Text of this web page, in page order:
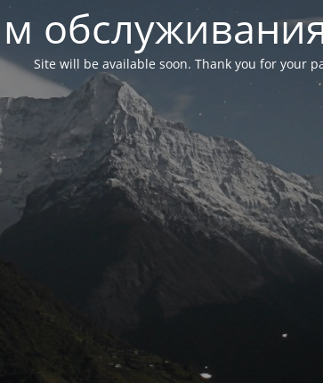
Site will be available soon. Thank you for your